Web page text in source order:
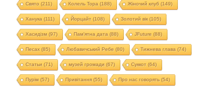
Свято (211) Колель Тора (188) Жіночий клуб (149)
Ханука (111) Йорцайт (108) Золотий вік(105)
Хасидізм (97) Пам'ятна дата (88) JFuture (88)
Песах(85) Любавичський Ребе (80) Тижнева глава (74)
Статьи (71) музей громади (67) Суккот (64)
Пурім (57) Привітання(55) Про нас говорять (54)